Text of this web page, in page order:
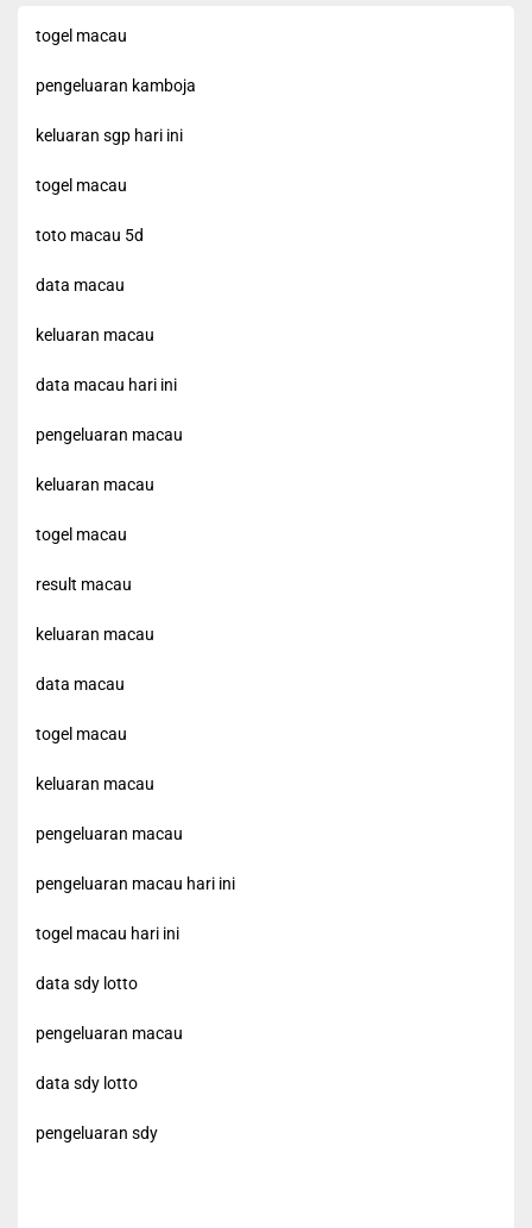
togel macau
pengeluaran kamboja
keluaran sgp hari ini
togel macau
toto macau 5d
data macau
keluaran macau
data macau hari ini
pengeluaran macau
keluaran macau
togel macau
result macau
keluaran macau
data macau
togel macau
keluaran macau
pengeluaran macau
pengeluaran macau hari ini
togel macau hari ini
data sdy lotto
pengeluaran macau
data sdy lotto
pengeluaran sdy